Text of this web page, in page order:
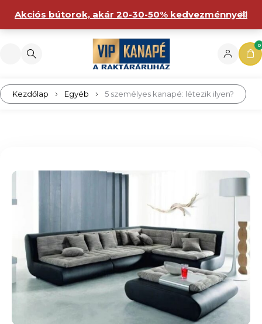
Akciós bútorok, akár 20-30-50% kedvezménnyel!
0
Kezdőlap Egyéb 5 személyes kanapé: létezik ilyen?